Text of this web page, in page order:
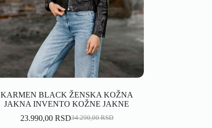
KARMEN BLACK ŽENSKA KOŽNA
JAKNA INVENTO KOŽNE JAKNE
34.290,00RSD
23.990,00 RSD